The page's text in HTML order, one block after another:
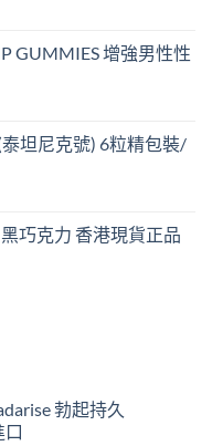
GUMMIES 增強男性性
坦尼克號) 6粒精包裝/
巧克力 香港現貨正品
勃起持久
口